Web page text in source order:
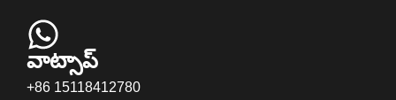
వాట్సాప్
+86 15118412780